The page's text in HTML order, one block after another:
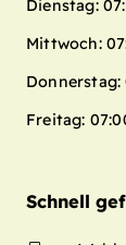
Dienstag:
Mittwoch:
Donnerstag:
Freitag:
Schnell